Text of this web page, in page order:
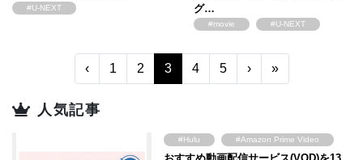
#U-NEXT
グ…
#movie #U-NEXT
‹ 1 2 3 4 5 › »
人気記事
#Hulu #Amazon Prime Video